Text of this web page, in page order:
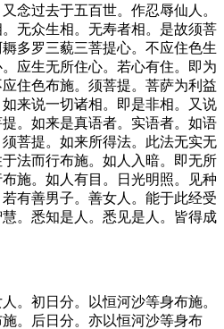
念过去于五百世。作忍辱仙人。
无众生相。无寿者相。是故须菩
多罗三藐三菩提心。不应住色生
应生无所住心。若心有住。即为
住色布施。须菩提。菩萨为利益
来说一切诸相。即是非相。又说
。如来是真语者。实语者。如语
菩提。如来所得法。此法无实无
法而行布施。如人入暗。即无所
施。如人有目。日光明照。见种
有善男子。善女人。能于此经受
。悉知是人。悉见是人。皆得成
。初日分。以恒河沙等身布施。
。后日分。亦以恒河沙等身布